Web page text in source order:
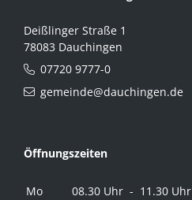
Deißlinger Straße 1
78083 Dauchingen
07720 9777-0
gemeinde@dauchingen.de
Öffnungszeiten
Mo
08.30 Uhr - 11.30 Uhr